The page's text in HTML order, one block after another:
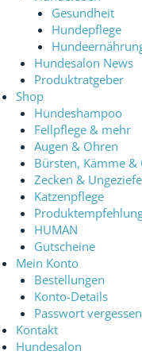
Gesundheit
Hundepflege
Hundesalon News
Produktratgeber
Shop
Hundeshampoo
Fellpflege & mehr
Augen & Ohren
Bürsten, Kämme &
Zecken &
Katzenpflege
HUMAN
Gutscheine
Mein Konto
Bestellungen
Konto-Details
Passwort vergessen
Kontakt
Hundesalon